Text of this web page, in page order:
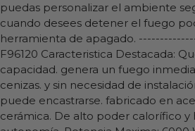
puedas personalizar el ambiente
cuando desees detener el fuego
herramienta de apagado.
F96120 Caracteristica Destacada:
capacidad. genera un fuego
cenizas. y sin necesidad de
puede encastrarse. fabricado en
cerámica. De alto poder calorífico y